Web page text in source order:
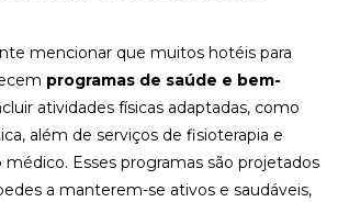
mencionar que muitos hotéis para
programas de saúde e bem-
atividades físicas adaptadas, como
além de serviços de fisioterapia e
Esses programas são projetados
a manterem-se ativos e saudáveis,